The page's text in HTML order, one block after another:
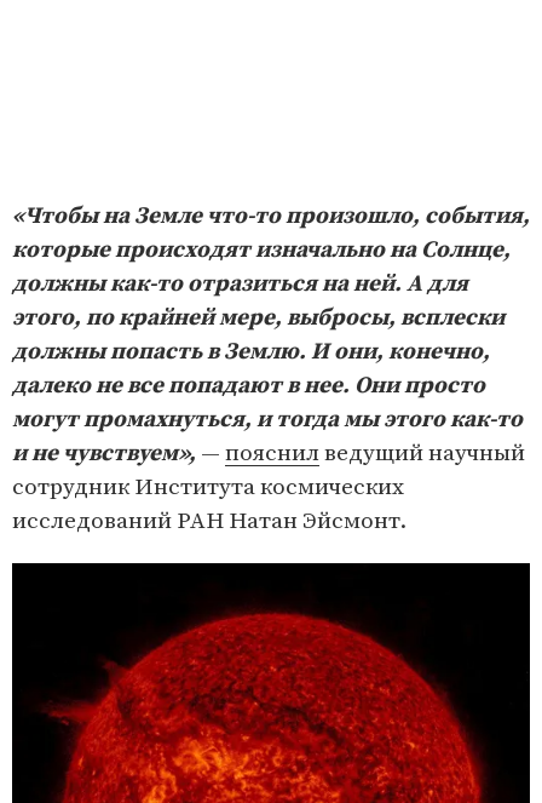
«Чтобы на Земле что-то произошло, события,
которые происходят изначально на Солнце,
должны как-то отразиться на ней. А для
этого, по крайней мере, выбросы, всплески
должны попасть в Землю. И они, конечно,
далеко не все попадают в нее. Они просто
могут промахнуться, и тогда мы этого как-то
и не чувствуем», — пояснилведущий научный
сотрудник Института космических
исследований РАН Натан Эйсмонт.